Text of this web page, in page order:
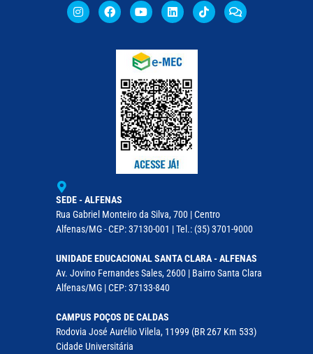
SEDE - ALFENAS
Rua Gabriel Monteiro da Silva, 700 | Centro
Alfenas/MG - CEP: 37130-001 | Tel.: (35) 3701-9000
UNIDADE EDUCACIONAL SANTA CLARA - ALFENAS
Av. Jovino Fernandes Sales, 2600 | Bairro Santa Clara
Alfenas/MG | CEP: 37133-840
CAMPUS POÇOS DE CALDAS
Rodovia José Aurélio Vilela, 11999 (BR 267 Km 533)
Cidade Universitária